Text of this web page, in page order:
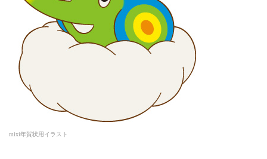
mixi年賀状用イラスト